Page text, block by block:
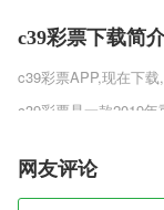
c39彩票下载简
c39彩票APP,现在下
c39彩票是一款2019
副本，玩家可以尽情
霸气的坐骑陪你一起
侠的束缚，为你开创
感，喜欢的玩家可以
网友评论